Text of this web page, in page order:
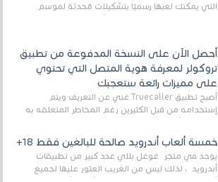
التي يمكنك لعبها رسميًا بتشكيلات مُحدثة لموسم
أحصل الآن على النسخة المدفوعة من تطبيق
تروكولر لمعرفة هوية المتصل التي تحتوي
على مميزات رائعة ستعجبك
أصبح تطبيق Truecaller غني عن التعريف ويتم
إستخدامه من قبل الكثيرين رغم المخاطر المتعلقه به
خمسة ألعاب أندرويد صالحة للبالغين فقط 18+
يوجد في متجر غوغل بلاي عدد كبير من تطبيقات
أندرويد ، لذلك ليس من الغريب العثور عليها لجميع